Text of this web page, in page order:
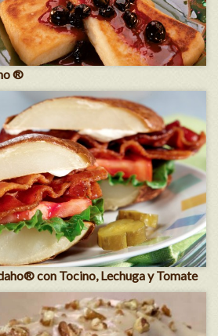
®
con Tocino, Lechuga y Tomate